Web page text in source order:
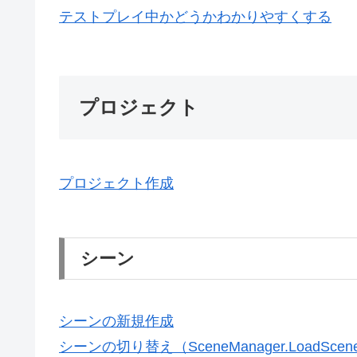
テストプレイ中かどうかわかりやすくする
プロジェクト
プロジェクト作成
シーン
シーンの新規作成
シーンの切り替え（